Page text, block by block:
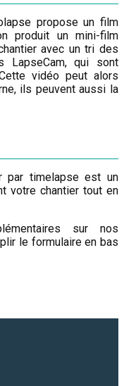
propose un film
produit un mini-film
avec un tri des
qui sont
vidéo peut alors
ils peuvent aussi la
par timelapse est un
votre chantier tout en
sur nos
le formulaire en bas